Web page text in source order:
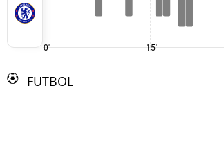
0' 15'
FUTBOL